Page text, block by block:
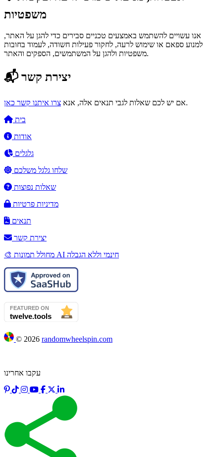
משפטיות
אנו עשויים להשתמש באמצעים טכניים סבירים כדי להגן על האתר,
למנוע ספאם או שימוש לרעה, לחקור פעילות חשודה, לעמוד בחובות
משפטיות ולהגן על המשתמשים, הספקים והאתר.
📬 יצירת קשר
אם יש לכם שאלות לגבי תנאים אלה, אנא צרו איתנו קשר כאן
.
בית
אודות
גלגלים
שלחו גלגל משלכם
שאלות נפוצות
מדיניות פרטיות
תנאים
יצירת קשר
🎨 מחולל תמונות AI חינמי וללא הגבלה
© 2026 randomwheelspin.com
עקבו אחרינו